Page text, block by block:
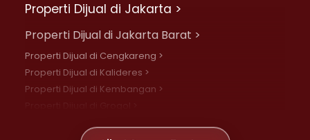
Properti Dijual di Jakarta >
Properti Dijual di Jakarta Barat >
Properti Dijual di Cengkareng >
Properti Dijual di Kalideres >
Properti Dijual di Kembangan >